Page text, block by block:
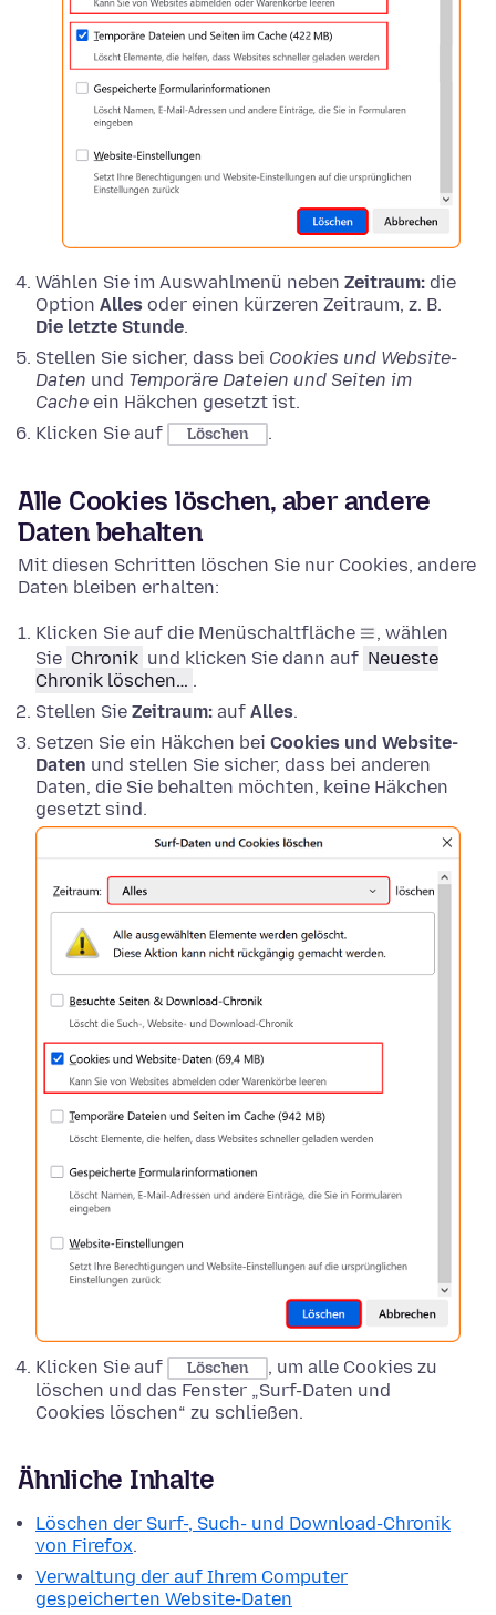
Wählen Sie im Auswahlmenü neben Zeitraum: die
Option Alles oder einen kürzeren Zeitraum, z. B.
Die letzte Stunde.
Stellen Sie sicher, dass bei Cookies und Website-
Daten und Temporäre Dateien und Seiten im
Cache ein Häkchen gesetzt ist.
Klicken Sie auf
Löschen .
Alle Cookies löschen, aber andere
Daten behalten
Mit diesen Schritten löschen Sie nur Cookies, andere
Daten bleiben erhalten:
Klicken Sie auf die Menüschaltfläche
, wählen
Sie Chronik und klicken Sie dann auf Neueste
Chronik löschen… .
Stellen Sie Zeitraum: auf Alles.
Setzen Sie ein Häkchen bei Cookies und Website-
Daten und stellen Sie sicher, dass bei anderen
Daten, die Sie behalten möchten, keine Häkchen
gesetzt sind.
Klicken Sie auf Löschen
, um alle Cookies zu
löschen und das Fenster „Surf-Daten und
Cookies löschen“ zu schließen.
Ähnliche Inhalte
Löschen der Surf-, Such- und Download-Chronik
von Firefox.
Verwaltung der auf Ihrem Computer
gespeicherten Website-Daten